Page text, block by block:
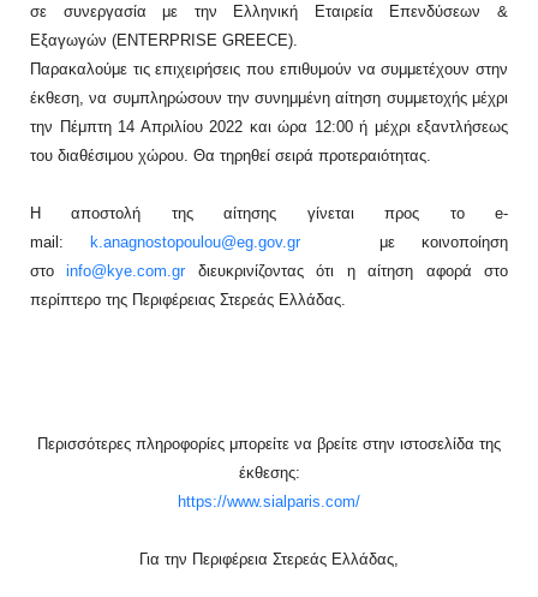
σε συνεργασία με την Ελληνική Εταιρεία Επενδύσεων &
Εξαγωγών (ENTERPRISE GREECE).
Παρακαλούμε τις επιχειρήσεις που επιθυμούν να συμμετέχουν στην
έκθεση, να συμπληρώσουν την συνημμένη αίτηση συμμετοχής μέχρι
την Πέμπτη 14 Απριλίου 2022 και ώρα 12:00 ή μέχρι εξαντλήσεως
του διαθέσιμου χώρου. Θα τηρηθεί σειρά προτεραιότητας.
Η αποστολή της αίτησης γίνεται προς το e-
mail: k.anagnostopoulou@eg.gov.grμε κοινοποίηση
στοinfo@kye.com.grδιευκρινίζοντας ότι η αίτηση αφορά στο
περίπτερο της Περιφέρειας Στερεάς Ελλάδας.
Περισσότερες πληροφορίες μπορείτε να βρείτε στην ιστοσελίδα της
έκθεσης:
https://www.sialparis.com/
Για την Περιφέρεια Στερεάς Ελλάδας,